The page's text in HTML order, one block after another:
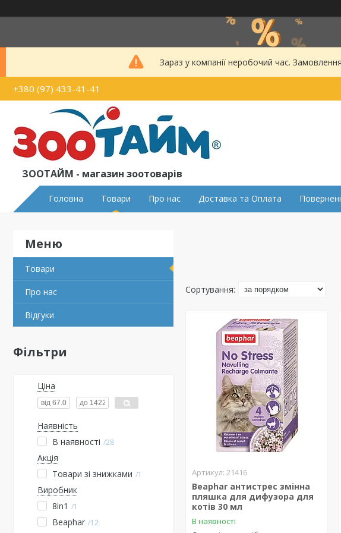
Зараз у компанії неробочий час.
+380 (97) 433-41-41
ЗООТАЙМ - магазин зоотоварів
Головна Товари Про нас Доставка та Оплата
Товари
Про нас
Відгуки
Фільтри
Ціна
Наявність
В наявності 28
Акція
Товари зі знижками
1
Виробник
8in1
1
Beaphar 12
21416
Beaphar антистрес змінна
пляшка для дифузора для
котів 30 мл
В наявності